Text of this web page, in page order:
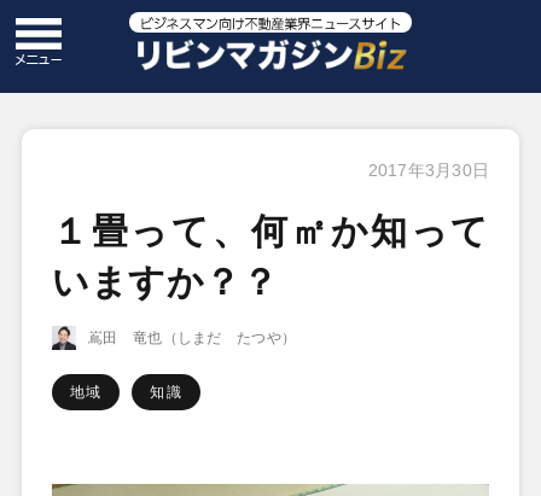
2017年3月30日
１畳って、何㎡か知って
いますか？？
嶌田 竜也（しまだ たつや）
地域 知識